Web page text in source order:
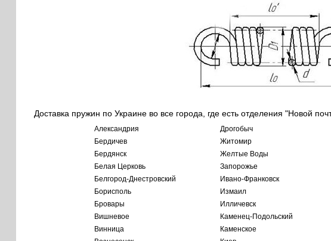
Доставка пружин по Украине во все города, где есть отделения "Новой
Александрия
Бердичев
Бердянск
Белая Церковь
Белгород-Днестровский
Борисполь
Бровары
Вишневое
Винница
Дрогобыч
Житомир
Желтые Воды
Запорожье
Ивано-Франковск
Измаил
Илличевск
Каменец-Подольский
Каменское